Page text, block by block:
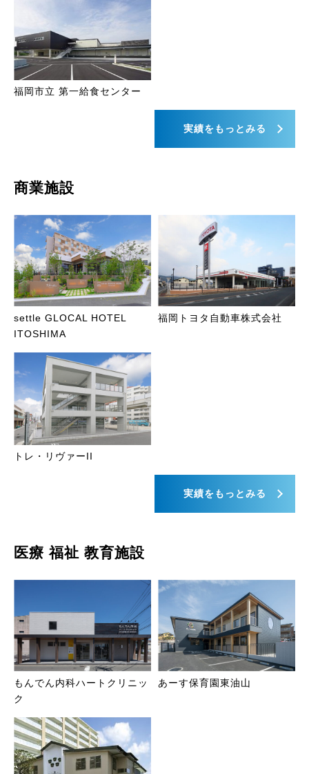
福岡市立 第一給食センター
実績をもっとみる
商業施設
settle GLOCAL HOTEL
ITOSHIMA
福岡トヨタ自動車株式会社
トレ・リヴァーII
実績をもっとみる
医療 福祉 教育施設
もんでん内科ハートクリニッ
ク
あーす保育園東油山